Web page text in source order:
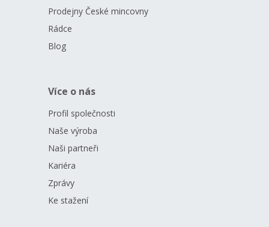
Prodejny České mincovny
Rádce
Blog
Více o nás
Profil společnosti
Naše výroba
Naši partneři
Kariéra
Zprávy
Ke stažení